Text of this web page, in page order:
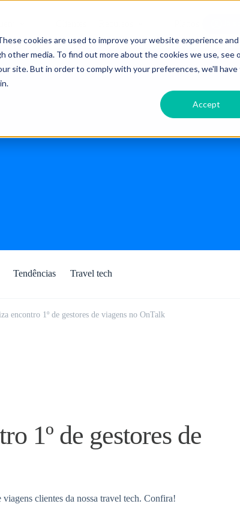
cookies are used to improve your website experience
media. To find out more about the cookies we use, see
site. But in order to comply with your preferences, we'll
Accept
Tendências Travel tech
encontro 1º de gestores de viagens no OnTalk
1º de gestores de
clientes da nossa travel tech. Confira!